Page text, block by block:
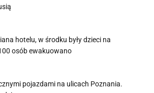
hotelu, w środku były dzieci na
osób ewakuowano
pojazdami na ulicach Poznania.